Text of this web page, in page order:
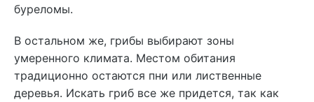
буреломы.
В остальном же, грибы выбирают зоны
умеренного климата. Местом обитания
традиционно остаются пни или лиственные
деревья. Искать гриб все же придется, так как